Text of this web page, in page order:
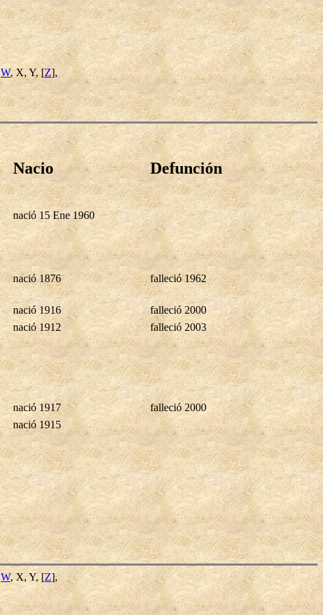
W, X, Y, [Z],
Nacio Defunción
nació 15 Ene 1960
nació 1876
falleció 1962
nació 1916
falleció 2000
nació 1912
falleció 2003
nació 1917
falleció 2000
nació 1915
W, X, Y, [Z],